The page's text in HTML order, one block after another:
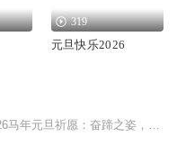
319
元旦快乐2026